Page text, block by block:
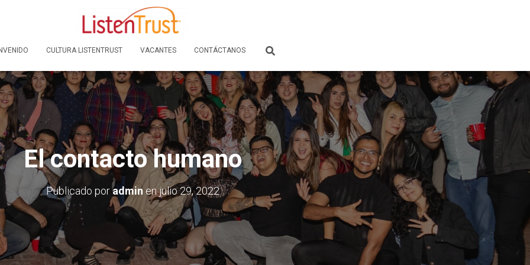
CULTURA LISTENTRUST VACANTES CONTÁCTANOS
El contacto humano
Publicado poradmin enjulio 29, 2022